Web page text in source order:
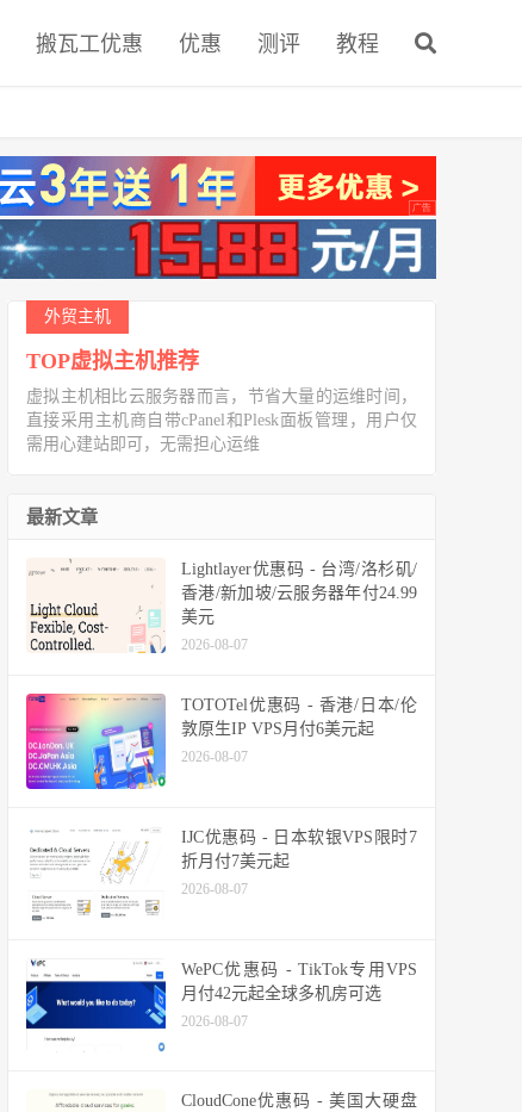
搬瓦工优惠 优惠 测评 教程
外贸主机
TOP虚拟主机推荐
虚拟主机相比云服务器而言，节省大量的运维时间，
直接采用主机商自带cPanel和Plesk面板管理，用户仅
需用心建站即可，无需担心运维
最新文章
Lightlayer优惠码 - 台湾/洛杉矶/
香港/新加坡/云服务器年付24.99
美元
2026-08-07
TOTOTel优惠码 - 香港/日本/伦
敦原生IP VPS月付6美元起
2026-08-07
IJC优惠码 - 日本软银VPS限时7
折月付7美元起
2026-08-07
WePC优惠码 - TikTok专用VPS
月付42元起全球多机房可选
2026-08-07
CloudCone优惠码 - 美国大硬盘